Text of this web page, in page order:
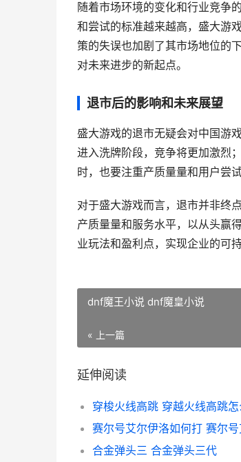
随着市场环境的变化和行业竞争
和尝试的标准越来越高，盛大游
策的失误也加剧了其市场地位的
对未来进步的新起点。
退市后的影响和未来展望
盛大游戏的退市无疑会对中国游
进入洗牌阶段，竞争将更加激烈
时，也要注重产质量量和用户尝试
对于盛大游戏而言，退市并非终
产质量量和服务水平，以从头赢
业玩法和盈利点，实现企业的可持
dnf魔王小说 dnf魔皇小说
« 上一篇
延伸阅读
穿梭火线高跳 穿越火线高跳
赛尔号艾尔伊洛如何打 赛尔
合金弹头三 合金弹头三代